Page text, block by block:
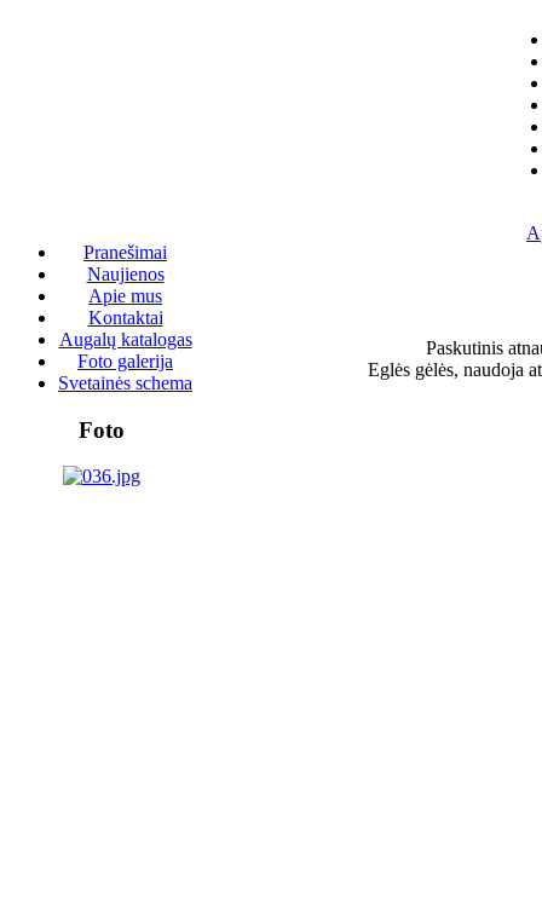
Pranešimai
Naujienos
Apie mus
Kontaktai
Augalų katalogas
Foto galerija
Svetainės schema
Foto
Paskutinis
Eglės gėlės, naudoja